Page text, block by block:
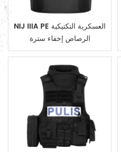
NIJ IIIA PE العسكرية التكتيكية
الرصاص إخفاء سترة